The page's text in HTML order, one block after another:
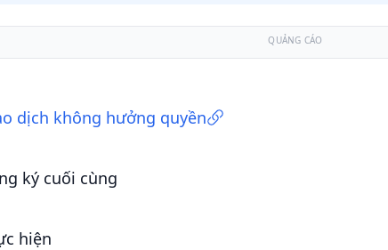
QUẢNG CÁO
dịch không hưởng quyền
ký cuối cùng
hiện